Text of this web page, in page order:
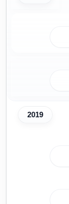
2019